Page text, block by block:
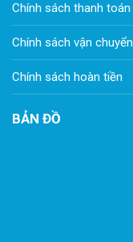
Chính sách thanh toán
Chính sách vận chuyển
Chính sách hoàn tiền
BẢN ĐỒ